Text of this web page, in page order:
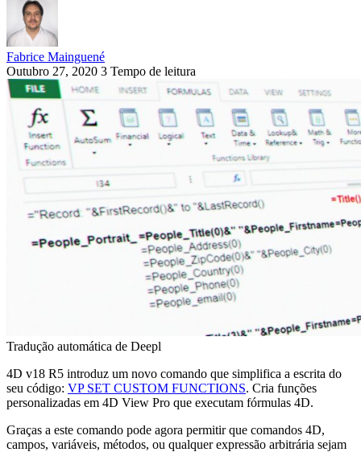
Fabrice Mainguené
Outubro 27, 2020 3 Tempo de leitura
Tradução automática de Deepl
4D v18 R5 introduz um novo comando que simplifica a escrita do
seu código: VP SET CUSTOM FUNCTIONS. Cria funções
personalizadas em 4D View Pro que executam fórmulas 4D.
Graças a este comando pode agora permitir que comandos 4D,
campos, variáveis, métodos, ou qualquer expressão arbitrária sejam